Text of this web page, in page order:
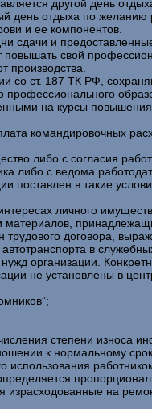
другой день
день отдыха по
и ее компонентов.
сдачи и
свой
производства.
со ст. 187 ТК РФ,
профессионального
на курсы
командировочных
либо с согласия
либо с ведома
поставлен в такие
личного
материалов,
договора,
в
организации.
не установлены в
степени износа
к нормальному
использования
израсходованные на